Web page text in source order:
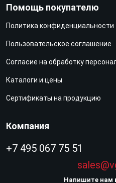
Помощь покупателю
Политика конфиденциальности
Пользовательское соглашение
Согласие на обработку
Каталоги и цены
Сертификаты на продукцию
Компания
+7 495 067 75 51
Напишите нам